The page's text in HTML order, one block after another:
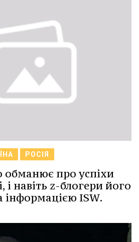
РОСІЯ
обманює про успіхи
і навіть z-блогери його
інформацією ISW.